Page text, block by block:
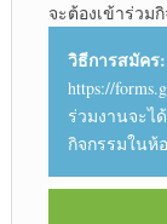
จะต้องเข้าร่วม
วิธีการสมัคร:
https://
ร่วมงานจะไ
กิจกรรมในห้